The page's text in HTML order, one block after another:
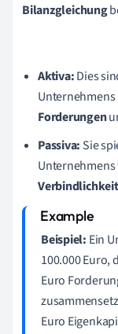
Bilanzgleichung
Aktiva:Dies
Forderungen
Passiva: Sie
Beispiel: Ein
100.000 Euro,
Euro
Euro